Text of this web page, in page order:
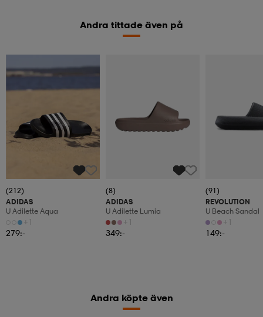
Andra tittade även på
(212)
ADIDAS
U Adilette Aqua
+1
279:-
(8)
ADIDAS
U Adilette Lumia
+1
349:-
(91)
REVOLUTION
U Beach Sandal
+1
149:-
Andra köpte även